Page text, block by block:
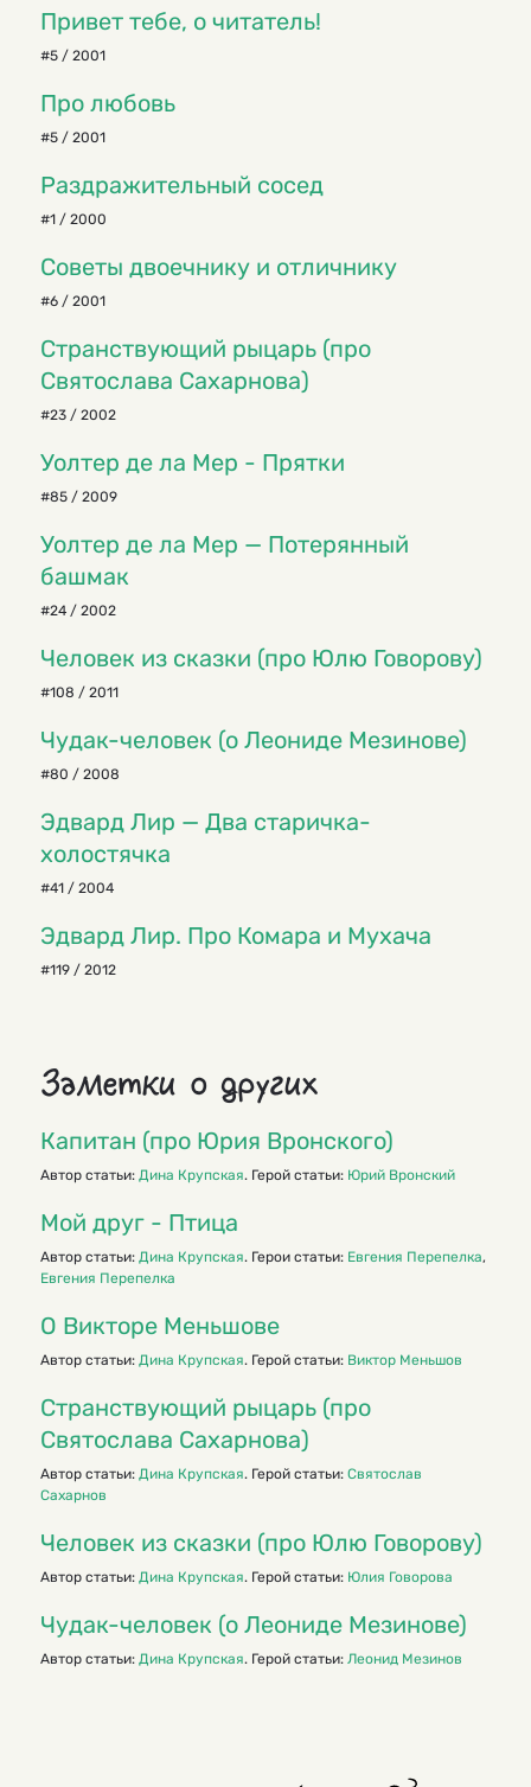
Привет тебе, о читатель!
#5 / 2001
Про любовь
#5 / 2001
Раздражительный сосед
#1 / 2000
Советы двоечнику и отличнику
#6 / 2001
Странствующий рыцарь (про
Святослава Сахарнова)
#23 / 2002
Уолтер де ла Мер - Прятки
#85 / 2009
Уолтер де ла Мер — Потерянный
башмак
#24 / 2002
Человек из сказки (про Юлю Говорову)
#108 / 2011
Чудак-человек (о Леониде Мезинове)
#80 / 2008
Эдвард Лир — Два старичка-
холостячка
#41 / 2004
Эдвард Лир. Про Комара и Мухача
#119 / 2012
Заметки о других
Капитан (про Юрия Вронского)
Автор статьи: Дина Крупская. Герой статьи: Юрий Вронский
Мой друг - Птица
Автор статьи: Дина Крупская. Герои статьи: Евгения Перепелка,
Евгения Перепелка
О Викторе Меньшове
Автор статьи: Дина Крупская. Герой статьи: Виктор Меньшов
Странствующий рыцарь (про
Святослава Сахарнова)
Автор статьи: Дина Крупская. Герой статьи: Святослав
Сахарнов
Человек из сказки (про Юлю Говорову)
Автор статьи: Дина Крупская. Герой статьи: Юлия Говорова
Чудак-человек (о Леониде Мезинове)
Автор статьи: Дина Крупская. Герой статьи: Леонид Мезинов